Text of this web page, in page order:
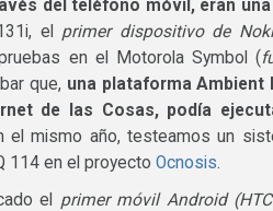
del teléfono móvil, eran una
el primer dispositivo de
en el Motorola Symbol (
que, una plataforma Ambient
de las Cosas, podía
el mismo año, testeamos un
114 en el proyecto Ocnosis.
el primer móvil Android